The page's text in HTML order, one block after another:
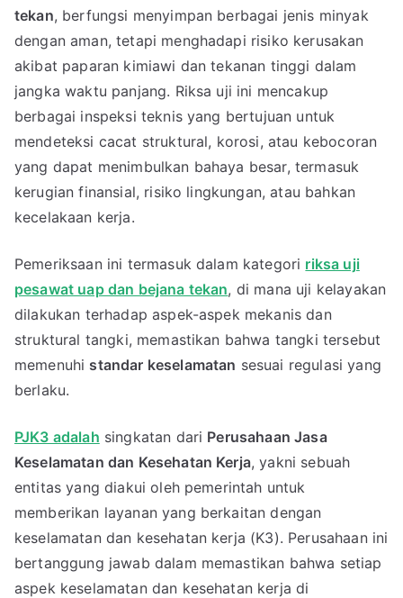
tekan, berfungsi menyimpan berbagai jenis minyak
dengan aman, tetapi menghadapi risiko kerusakan
akibat paparan kimiawi dan tekanan tinggi dalam
jangka waktu panjang. Riksa uji ini mencakup
berbagai inspeksi teknis yang bertujuan untuk
mendeteksi cacat struktural, korosi, atau kebocoran
yang dapat menimbulkan bahaya besar, termasuk
kerugian finansial, risiko lingkungan, atau bahkan
kecelakaan kerja.
Pemeriksaan ini termasuk dalam kategori riksa uji
pesawat uap dan bejana tekan, di mana uji kelayakan
dilakukan terhadap aspek-aspek mekanis dan
struktural tangki, memastikan bahwa tangki tersebut
memenuhi standar keselamatan sesuai regulasi yang
berlaku.
PJK3 adalah singkatan dari Perusahaan Jasa
Keselamatan dan Kesehatan Kerja, yakni sebuah
entitas yang diakui oleh pemerintah untuk
memberikan layanan yang berkaitan dengan
keselamatan dan kesehatan kerja (K3). Perusahaan ini
bertanggung jawab dalam memastikan bahwa setiap
aspek keselamatan dan kesehatan kerja di